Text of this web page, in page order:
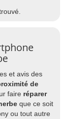
et avis des
de
faire réparer
que ce soit
ou tout autre